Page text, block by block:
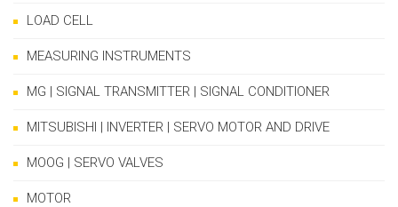
LOAD CELL
MEASURING INSTRUMENTS
MG | SIGNAL TRANSMITTER | SIGNAL CONDITIONER
MITSUBISHI | INVERTER | SERVO MOTOR AND DRIVE
MOOG | SERVO VALVES
MOTOR